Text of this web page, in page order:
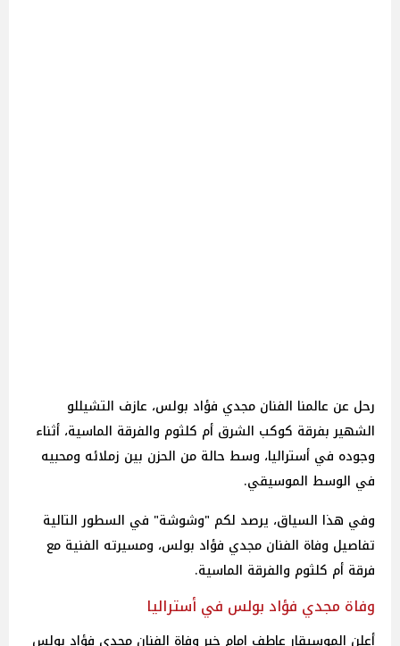
رحل عن عالمنا الفنان مجدي فؤاد بولس، عازف التشيللو
الشهير بفرقة كوكب الشرق أم كلثوم والفرقة الماسية، أثناء
وجوده في أستراليا، وسط حالة من الحزن بين زملائه ومحبيه
في الوسط الموسيقي.
وفي هذا السياق، يرصد لكم "وشوشة" في السطور التالية
تفاصيل وفاة الفنان مجدي فؤاد بولس، ومسيرته الفنية مع
فرقة أم كلثوم والفرقة الماسية.
وفاة مجدي فؤاد بولس في أستراليا
أعلن الموسيقار عاطف إمام خبر وفاة الفنان مجدي فؤاد بولس